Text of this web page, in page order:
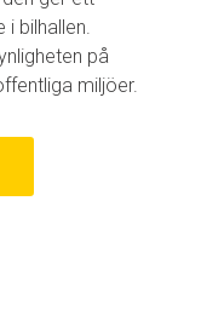
i bilhallen.
på
miljöer.